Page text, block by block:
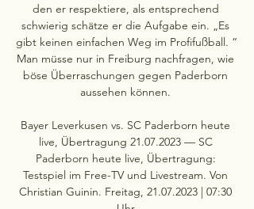
den er respektiere, als entsprechend
schwierig schätze er die Aufgabe ein. „Es
gibt keinen einfachen Weg im Profifußball. “
Man müsse nur in Freiburg nachfragen, wie
böse Überraschungen gegen Paderborn
aussehen können.
Bayer Leverkusen vs. SC Paderborn heute
live, Übertragung 21.07.2023 — SC
Paderborn heute live, Übertragung:
Testspiel im Free-TV und Livestream. Von
Christian Guinin. Freitag, 21.07.2023 | 07:30